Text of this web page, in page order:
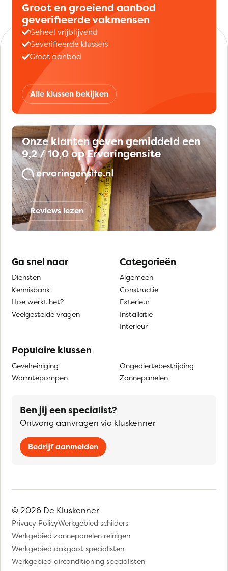
Groot en groeiend aanbod
geverifieerde vakmensen
Geheel vrijblijvend
Geverifieerde klussers
Groot aanbod
Alle klussen bekijken
Onze klanten geven gemiddeld een
9,2 / 10,0 op Ervaringensite
Reviews lezen
Ga snel naar
Diensten
Kennisbank
Hoe werkt het?
Veelgestelde vragen
Categorieën
Algemeen
Constructie
Exterieur
Installatie
Interieur
Populaire klussen
Gevelreiniging
Warmtepompen
Ongediertebestrijding
Zonnepanelen
Ben jij een specialist?
Ontvang aanvragen via kluskenner
Bedrijf aanmelden
© 2026 De Kluskenner
Privacy PolicyWerkgebied schilders
Werkgebied zonnepanelen reinigen
Werkgebied dakgoot specialisten
Werkgebied airconditioning specialisten